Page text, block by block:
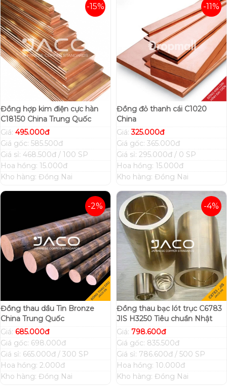
-15%
Đồng hợp kim điện cực hàn
C18150 China Trung Quốc
Giá: 495.000đ
Giá gốc: 585.500đ
Giá sỉ: 468.500đ / 100 SP
Hoa hồng: 15.000đ
Kho hàng: Đồng Nai
-11%
Đồng đỏ thanh cái C1020
China
Giá:325.000đ
Giá gốc: 365.000đ
Giá sỉ: 295.000đ / 0 SP
Hoa hồng: 15.000đ
Kho hàng: Đồng Nai
-2%
Đồng thau dầu Tin Bronze
China Trung Quốc
Giá: 685.000đ
Giá gốc: 698.000đ
Giá sỉ: 665.000đ / 300 SP
Hoa hồng: 2.000đ
Kho hàng: Đồng Nai
-4%
Đồng thau bạc lót trục C6783
JIS H3250 Tiêu chuẩn Nhật
Giá: 798.600đ
Giá gốc: 835.500đ
Giá sỉ: 786.600đ / 500 SP
Hoa hồng: 10.000đ
Kho hàng: Đồng Nai